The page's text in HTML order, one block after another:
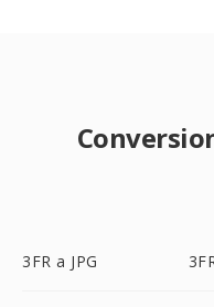
3FR a JPG